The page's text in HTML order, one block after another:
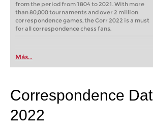
from the period from 1804 to 2021. With more
than 80,000 tournaments and over 2 million
correspondence games, the Corr 2022 is a must
for all correspondence chess fans.
Más...
Correspondence
2022